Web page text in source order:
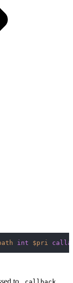
int $pri